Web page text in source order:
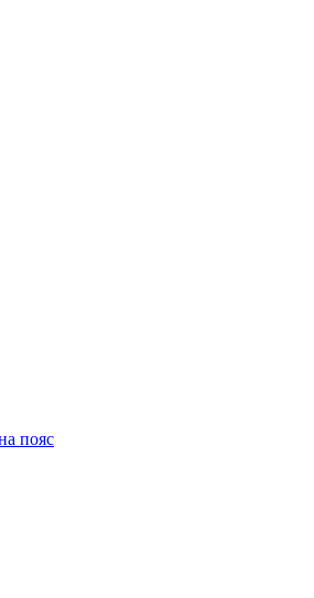
пояс